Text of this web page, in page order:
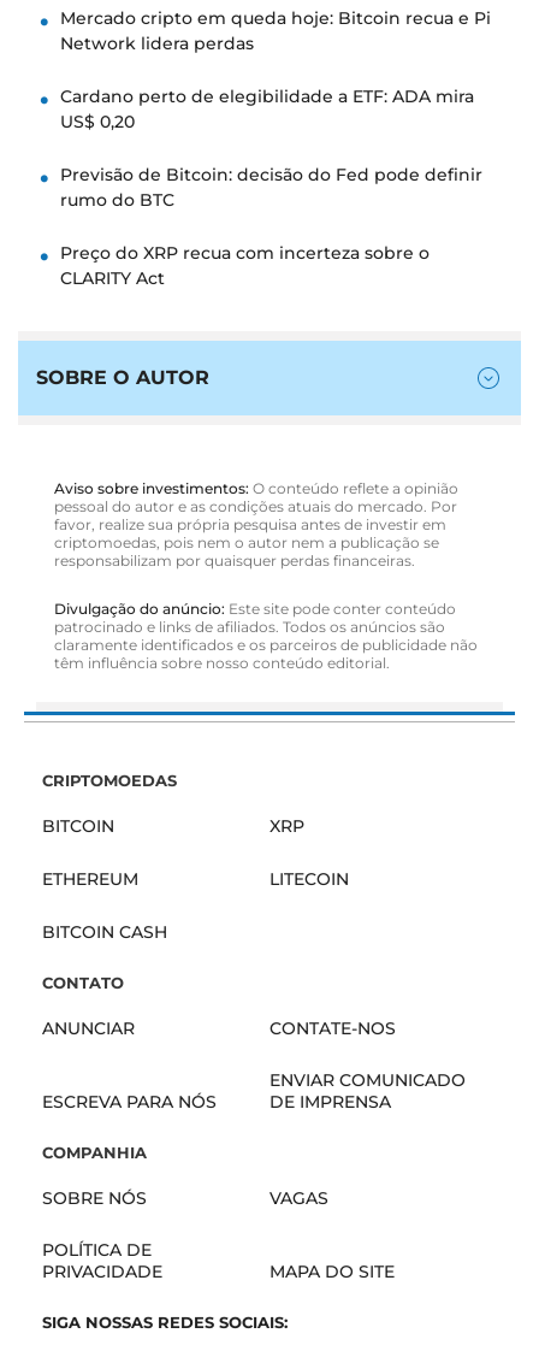
Mercado cripto em queda hoje: Bitcoin recua e Pi
Network lidera perdas
Cardano perto de elegibilidade a ETF: ADA mira
US$ 0,20
Previsão de Bitcoin: decisão do Fed pode definir
rumo do BTC
Preço do XRP recua com incerteza sobre o
CLARITY Act
SOBRE O AUTOR
Aviso sobre investimentos: O conteúdo reflete a opinião
pessoal do autor e as condições atuais do mercado. Por
favor, realize sua própria pesquisa antes de investir em
criptomoedas, pois nem o autor nem a publicação se
responsabilizam por quaisquer perdas financeiras.
Divulgação do anúncio: Este site pode conter conteúdo
patrocinado e links de afiliados. Todos os anúncios são
claramente identificados e os parceiros de publicidade não
têm influência sobre nosso conteúdo editorial.
CRIPTOMOEDAS
BITCOIN XRP
ETHEREUM LITECOIN
BITCOIN CASH
CONTATO
ANUNCIAR CONTATE-NOS
ESCREVA PARA NÓS
ENVIAR COMUNICADO
DE IMPRENSA
COMPANHIA
SOBRE NÓS VAGAS
POLÍTICA DE
PRIVACIDADE
MAPA DO SITE
SIGA NOSSAS REDES SOCIAIS: